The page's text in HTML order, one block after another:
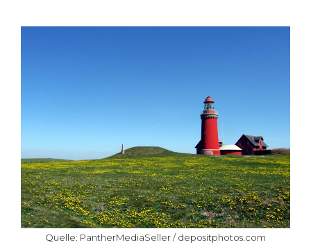
Quelle: PantherMediaSeller / depositphotos.com